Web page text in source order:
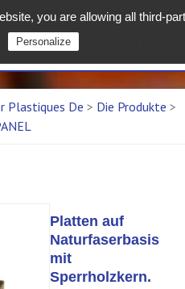
De :
production de
Plastiques De > Die Produkte >
Platten auf
Naturfaserbasis
mit
Sperrholzkern.
you are allowing all third-
Personalize